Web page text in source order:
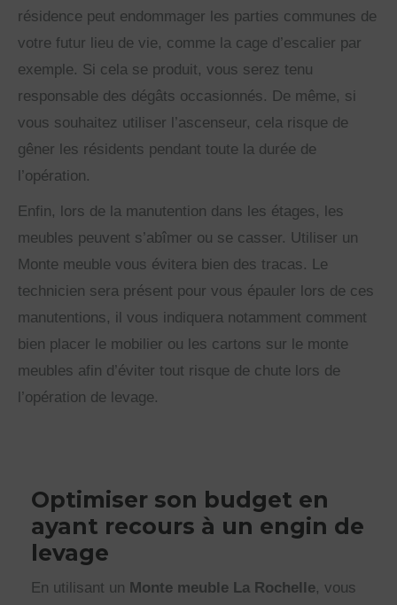
résidence peut endommager les parties communes de
votre futur lieu de vie, comme la cage d’escalier par
exemple. Si cela se produit, vous serez tenu
responsable des dégâts occasionnés. De même, si
vous souhaitez utiliser l’ascenseur, cela risque de
gêner les résidents pendant toute la durée de
l’opération.
Enfin, lors de la manutention dans les étages, les
meubles peuvent s’abîmer ou se casser. Utiliser un
Monte meuble vous évitera bien des tracas. Le
technicien sera présent pour vous épauler lors de ces
manutentions, il vous indiquera notamment comment
bien placer le mobilier ou les cartons sur le monte
meubles afin d’éviter tout risque de chute lors de
l’opération de levage.
Optimiser son budget en
ayant recours à un engin de
levage
En utilisant un Monte meuble La Rochelle, vous